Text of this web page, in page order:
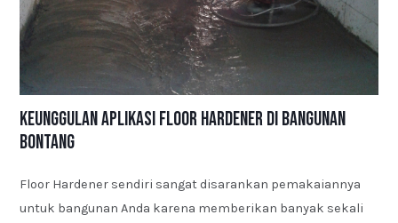
Keunggulan Aplikasi Floor Hardener di Bangunan
Bontang
Floor Hardener sendiri sangat disarankan pemakaiannya
untuk bangunan Anda karena memberikan banyak sekali